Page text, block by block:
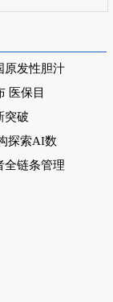
原发性胆汁
医保目
突破
探索AI数
全链条管理